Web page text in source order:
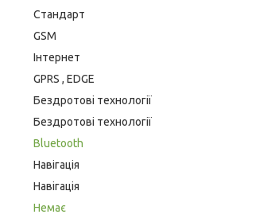
Стандарт
GSM
Інтернет
GPRS , EDGE
Бездротові технології
Бездротові технології
Bluetooth
Навігація
Навігація
Немає